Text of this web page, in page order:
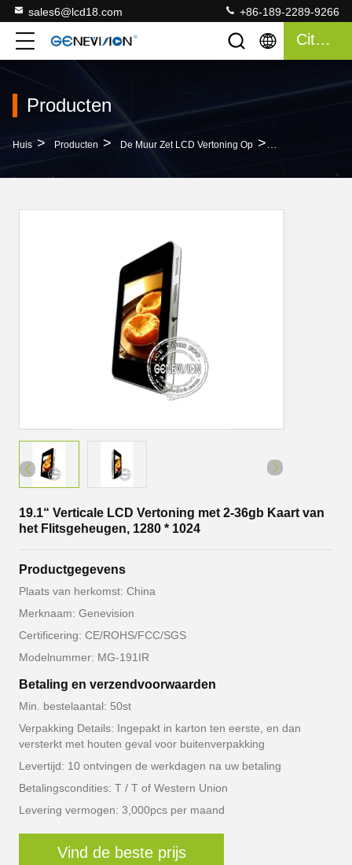
sales6@lcd18.com +86-189-2289-9266
Citaat
Producten
Huis > Producten > De Muur Zet LCD Vertoning Op >
19.1“ Verticale LCD Vertoning met 2-36gb Kaart van
het Flitsgeheugen, 1280 * 1024
Productgegevens
Plaats van herkomst: China
Merknaam: Genevision
Certificering: CE/ROHS/FCC/SGS
Modelnummer: MG-191IR
Betaling en verzendvoorwaarden
Min. bestelaantal: 50st
Verpakking Details: Ingepakt in karton ten eerste, en dan
versterkt met houten geval voor buitenverpakking
Levertijd: 10 ontvingen de werkdagen na uw betaling
Betalingscondities: T / T of Western Union
Levering vermogen: 3,000pcs per maand
Vind de beste prijs